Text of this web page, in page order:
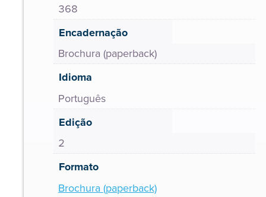
368
Encadernação
Brochura (paperback)
Idioma
Português
Edição
2
Formato
Brochura (paperback)